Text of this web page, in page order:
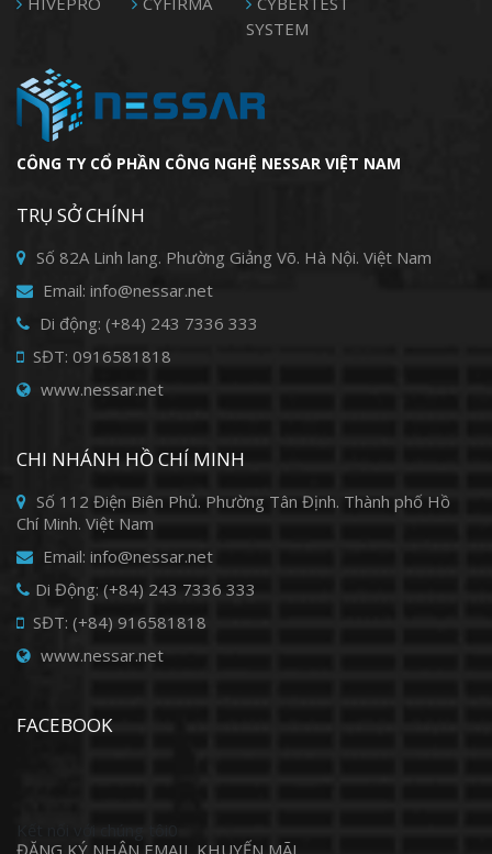
SYSTEM
CÔNG TY CỔ PHẦN CÔNG NGHỆ NESSAR VIỆT NAM
TRỤ SỞ CHÍNH
Số 82A Linh lang. Phường Giảng Võ. Hà Nội. Việt Nam
Email: info@nessar.net
Di động: (+84) 243 7336 333
SĐT: 0916581818
www.nessar.net
CHI NHÁNH HỒ CHÍ MINH
Số 112 Điện Biên Phủ. Phường Tân Định. Thành phố Hồ
Chí Minh. Việt Nam
Email: info@nessar.net
Di Động: (+84) 243 7336 333
SĐT: (+84) 916581818
www.nessar.net
FACEBOOK
ĐĂNG KÝ NHẬN EMAIL KHUYẾN MÃI